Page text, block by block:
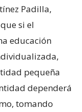
Padilla,
si el
educación
pequeña
dependerá
tomando